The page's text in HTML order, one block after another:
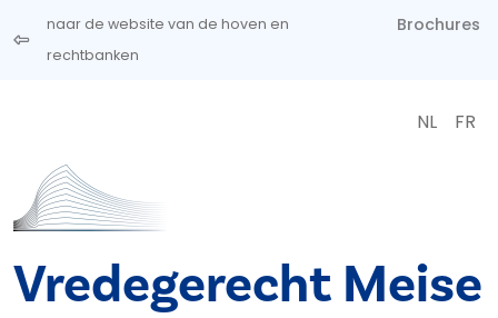
Overslaan en naar de inhoud gaan
naar de website van de hoven en
rechtbanken
Brochures
NL FR
Vredegerecht Meise